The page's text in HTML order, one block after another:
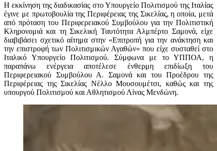
Η εκκίνηση της διαδικασίας στο Υπουργείο Πολιτισμού της Ιταλίας
έγινε με πρωτοβουλία της Περιφέρειας της Σικελίας, η οποία, μετά
από πρόταση του Περιφερειακού Συμβούλου για την Πολιτιστική
Κληρονομιά και τη Σικελική Ταυτότητα Αλμπέρτο Σαμονά, είχε
διαβιβάσει σχετικό αίτημα στην «Επιτροπή για την ανάκτηση και
την επιστροφή των Πολιτισμικών Αγαθών» που είχε συσταθεί στο
Ιταλικό Υπουργείο Πολιτισμού. Σύμφωνα με το ΥΠΠΟΑ, η
παραπάνω ενέργεια αποτέλεσε ένθερμη επιδίωξη του
Περιφερειακού Συμβούλου Α. Σαμονά και του Προέδρου της
Περιφέρειας της Σικελίας Νέλλο Μουσουμέτσι, καθώς και της
υπουργού Πολιτισμού και Αθλητισμού Λίνας Μενδώνη.